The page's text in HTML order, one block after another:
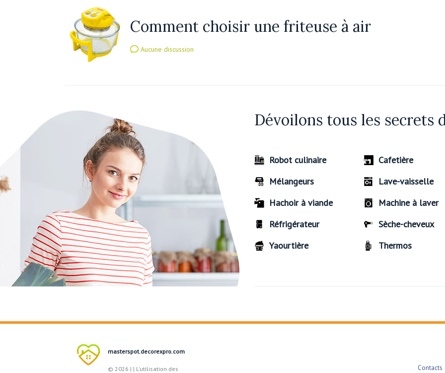
Comment choisir une friteuse à air
Aucune discussion
Dévoilons tous les secrets
Robot culinaire
Cafetière
Mélangeurs
Lave-vaisselle
Hachoir à viande
Machine à laver
Réfrigérateur
Sèche-cheveux
Yaourtière
Thermos
masterspot.decorexpro.com
© 2026 | | L'utilisation des
Contacts